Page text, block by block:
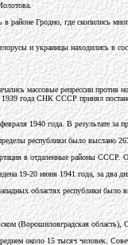
районе Гродно, где скопились
и украинцы находились в
массовые репрессии
года СНК СССР принял
1940 года. В результате за
республики было выслано
в отдаленные районы СССР.
19-20 июня 1941 года, за два
областях республики было
(Ворошиловградская
около 15 тысяч человек.